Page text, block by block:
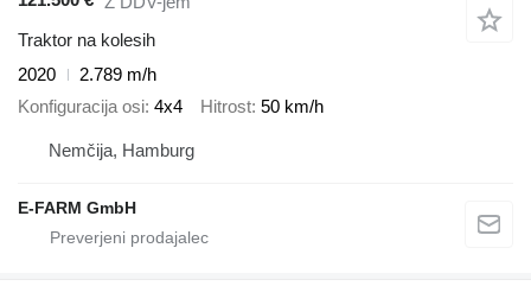
Traktor na kolesih
2020
2.789 m/h
Konfiguracija osi 4x4 Hitrost 50 km/h
Nemčija, Hamburg
E-FARM GmbH